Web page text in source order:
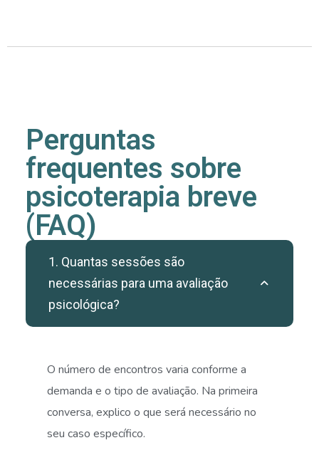
Perguntas
frequentes sobre
psicoterapia breve
(FAQ)
1. Quantas sessões são
necessárias para uma avaliação
psicológica?
O número de encontros varia conforme a
demanda e o tipo de avaliação. Na primeira
conversa, explico o que será necessário no
seu caso específico.